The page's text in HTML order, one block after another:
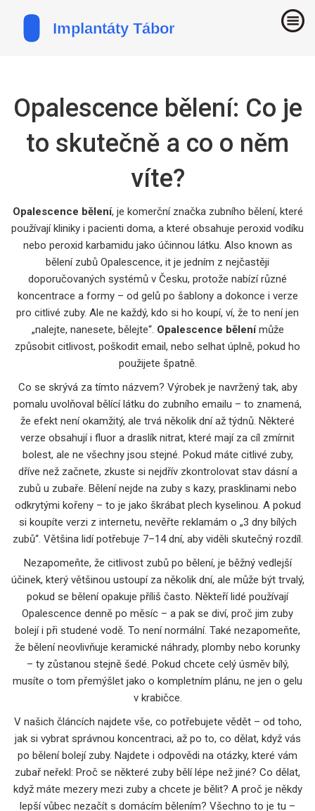
Opalescence bělení: Co je
to skutečně a co o něm
víte?
Opalescence bělení, je komerční značka zubního bělení, které
používají kliniky i pacienti doma, a které obsahuje peroxid vodíku
nebo peroxid karbamidu jako účinnou látku. Also known as
bělení zubů Opalescence, it je jedním z nejčastěji
doporučovaných systémů v Česku, protože nabízí různé
koncentrace a formy – od gelů po šablony a dokonce i verze
pro citlivé zuby. Ale ne každý, kdo si ho koupí, ví, že to není jen
„nalejte, nanesete, bělejte“. Opalescence bělenímůže
způsobit citlivost, poškodit email, nebo selhat úplně, pokud ho
použijete špatně.
Co se skrývá za tímto názvem? Výrobek je navržený tak, aby
pomalu uvolňoval bělící látku do zubního emailu – to znamená,
že efekt není okamžitý, ale trvá několik dní až týdnů. Některé
verze obsahují i fluor a draslík nitrat, které mají za cíl zmírnit
bolest, ale ne všechny jsou stejné. Pokud máte citlivé zuby,
dříve než začnete, zkuste si nejdřív zkontrolovat stav dásní a
zubů u zubaře. Bělení nejde na zuby s kazy, prasklinami nebo
odkrytými kořeny – to je jako škrábat plech kyselinou. A pokud
si koupíte verzi z internetu, nevěřte reklamám o „3 dny bílých
zubů“. Většina lidí potřebuje 7–14 dní, aby viděli skutečný rozdíl.
Nezapomeňte, že citlivost zubů po bělení, je běžný vedlejší
účinek, který většinou ustoupí za několik dní, ale může být trvalý,
pokud se bělení opakuje příliš často. Někteří lidé používají
Opalescence denně po měsíc – a pak se diví, proč jim zuby
bolejí i při studené vodě. To není normální. Také nezapomeňte,
že bělení neovlivňuje keramické náhrady, plomby nebo korunky
– ty zůstanou stejně šedé. Pokud chcete celý úsměv bílý,
musíte o tom přemýšlet jako o kompletním plánu, ne jen o gelu
v krabičce.
V našich článcích najdete vše, co potřebujete vědět – od toho,
jak si vybrat správnou koncentraci, až po to, co dělat, když vás
po bělení bolejí zuby. Najdete i odpovědi na otázky, které vám
zubař neřekl: Proč se některé zuby bělí lépe než jiné? Co dělat,
když máte mezery mezi zuby a chcete je bělit? A proč je někdy
lepší vůbec nezačít s domácím bělením? Všechno to je tu –